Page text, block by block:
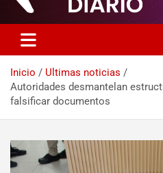
Exprimidor
Inicio
Ultimas noticias
Autoridades desmantelan
falsificar documentos